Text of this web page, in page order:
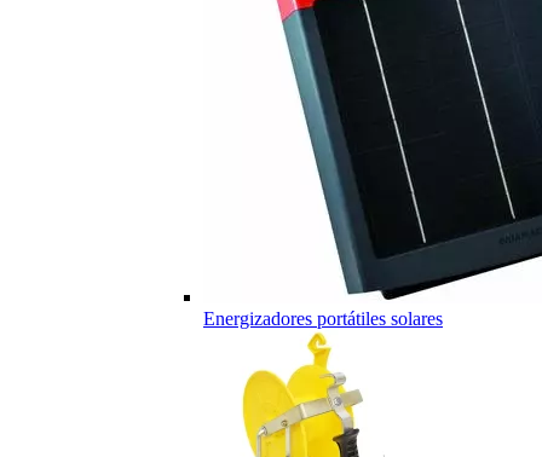
Energizadores portátiles solares